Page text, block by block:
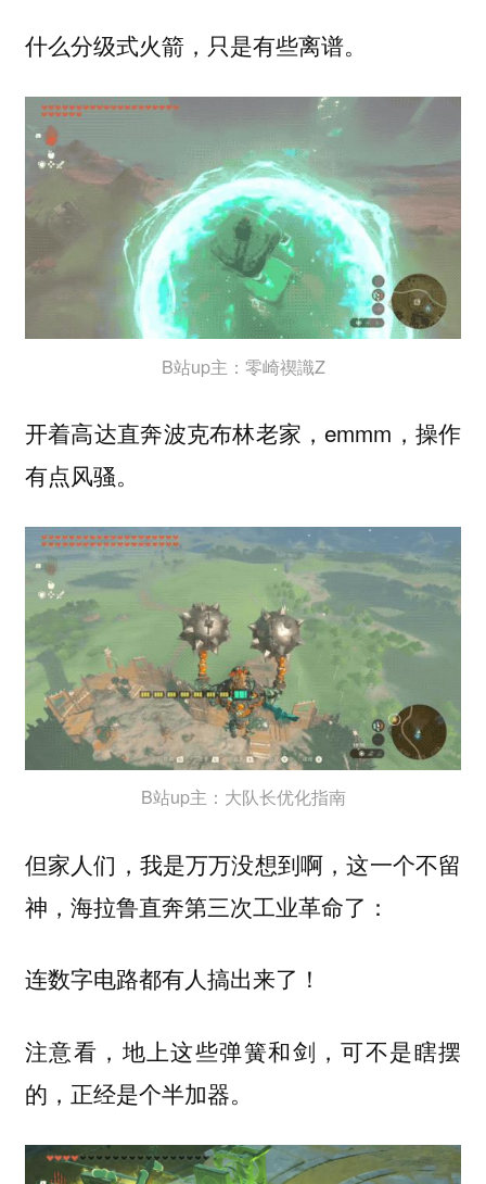
什么分级式火箭，只是有些离谱。
B站up主：零崎禊識Z
开着高达直奔波克布林老家，emmm，操作
有点风骚。
B站up主：大队长优化指南
但家人们，我是万万没想到啊，这一个不留
神，海拉鲁直奔第三次工业革命了：
连数字电路都有人搞出来了！
注意看，地上这些弹簧和剑，可不是瞎摆
的，正经是个半加器。